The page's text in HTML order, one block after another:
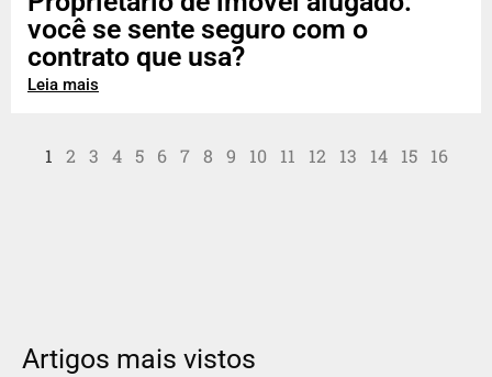
você se sente seguro com o
contrato que usa?
Leia mais
1 2 3 4 5 6 7 8 9 10 11 12 13 14 15 16
Artigos mais vistos